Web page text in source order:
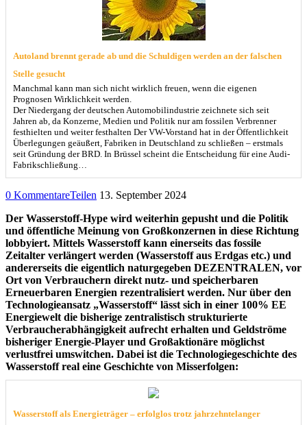
Autoland brennt gerade ab und die Schuldigen werden an der falschen
Stelle gesucht
Manchmal kann man sich nicht wirklich freuen, wenn die eigenen
Prognosen Wirklichkeit werden.
Der Niedergang der deutschen Automobilindustrie zeichnete sich seit
Jahren ab, da Konzerne, Medien und Politik nur am fossilen Verbrenner
festhielten und weiter festhalten Der VW-Vorstand hat in der Öffentlichkeit
Überlegungen geäußert, Fabriken in Deutschland zu schließen – erstmals
seit Gründung der BRD. In Brüssel scheint die Entscheidung für eine Audi-
Fabrikschließung…
0 KommentareTeilen 13. September 2024
Der Wasserstoff-Hype wird weiterhin gepusht und die Politik
und öffentliche Meinung von Großkonzernen in diese Richtung
lobbyiert. Mittels Wasserstoff kann einerseits das fossile
Zeitalter verlängert werden (Wasserstoff aus Erdgas etc.) und
andererseits die eigentlich naturgegeben DEZENTRALEN, vor
Ort von Verbrauchern direkt nutz- und speicherbaren
Erneuerbaren Energien rezentralisiert werden. Nur über den
Technologieansatz „Wasserstoff“ lässt sich in einer 100% EE
Energiewelt die bisherige zentralistisch strukturierte
Verbraucherabhängigkeit aufrecht erhalten und Geldströme
bisheriger Energie-Player und Großaktionäre möglichst
verlustfrei umswitchen. Dabei ist die Technologiegeschichte des
Wasserstoff real eine Geschichte von Misserfolgen:
Wasserstoff als Energieträger – erfolglos trotz jahrzehntelanger